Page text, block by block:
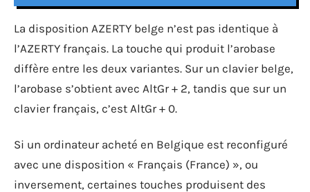
La disposition AZERTY belge n’est pas identique à
l’AZERTY français. La touche qui produit l’arobase
diffère entre les deux variantes. Sur un clavier belge,
l’arobase s’obtient avec AltGr + 2, tandis que sur un
clavier français, c’est AltGr + 0.
Si un ordinateur acheté en Belgique est reconfiguré
avec une disposition « Français (France) », ou
inversement, certaines touches produisent des